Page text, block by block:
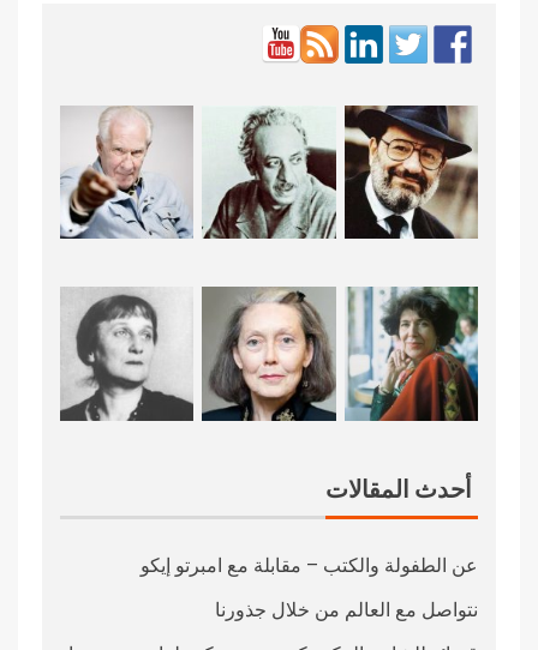
أحدث المقالات
عن الطفولة والكتب – مقابلة مع امبرتو إيكو
نتواصل مع العالم من خلال جذورنا